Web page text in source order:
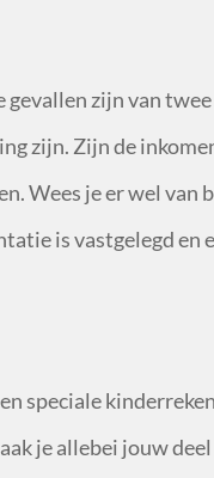
zijn van
zijn. Zijn de
Wees je er wel
is vastgelegd en
speciale
je allebei jouw